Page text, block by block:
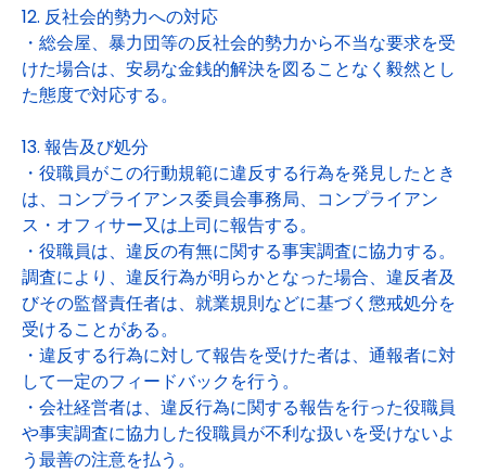
12. 反社会的勢力への対応
・総会屋、暴力団等の反社会的勢力から不当な要求を受
けた場合は、安易な金銭的解決を図ることなく毅然とし
た態度で対応する。
13. 報告及び処分
・役職員がこの行動規範に違反する行為を発見したとき
は、コンプライアンス委員会事務局、コンプライアン
ス・オフィサー又は上司に報告する。
・役職員は、違反の有無に関する事実調査に協力する。
調査により、違反行為が明らかとなった場合、違反者及
びその監督責任者は、就業規則などに基づく懲戒処分を
受けることがある。
・違反する行為に対して報告を受けた者は、通報者に対
して一定のフィードバックを行う。
・会社経営者は、違反行為に関する報告を行った役職員
や事実調査に協力した役職員が不利な扱いを受けないよ
う最善の注意を払う。